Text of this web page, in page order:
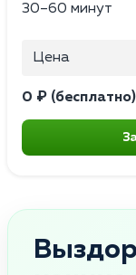
30–60 минут
Цена
0 ₽ (бесплатно)